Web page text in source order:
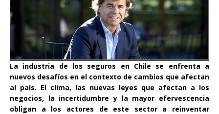
La industria de los seguros en Chile se enfrenta a
nuevos desafíos en el contexto de cambios que afectan
al país. El clima, las nuevas leyes que afectan a los
negocios, la incertidumbre y la mayor efervescencia
obligan a los actores de este sector a reinventar